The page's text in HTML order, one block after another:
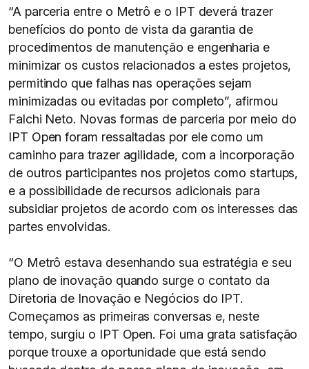
“A parceria entre o Metrô e o IPT deverá trazer
benefícios do ponto de vista da garantia de
procedimentos de manutenção e engenharia e
minimizar os custos relacionados a estes projetos,
permitindo que falhas nas operações sejam
minimizadas ou evitadas por completo”, afirmou
Falchi Neto. Novas formas de parceria por meio do
IPT Open foram ressaltadas por ele como um
caminho para trazer agilidade, com a incorporação
de outros participantes nos projetos como startups,
e a possibilidade de recursos adicionais para
subsidiar projetos de acordo com os interesses das
partes envolvidas.
“O Metrô estava desenhando sua estratégia e seu
plano de inovação quando surge o contato da
Diretoria de Inovação e Negócios do IPT.
Começamos as primeiras conversas e, neste
tempo, surgiu o IPT Open. Foi uma grata satisfação
porque trouxe a oportunidade que está sendo